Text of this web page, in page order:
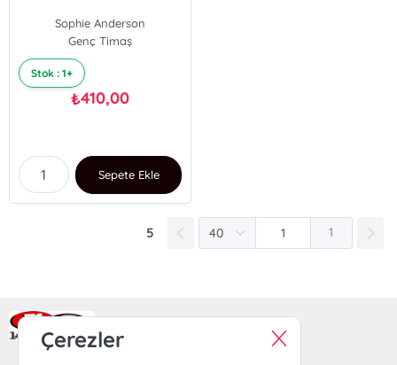
Sophie Anderson
Genç Timaş
Stok : 1+
₺410,00
Sepete Ekle
5 1
Ra Yayın Kitabevi
Çerezler